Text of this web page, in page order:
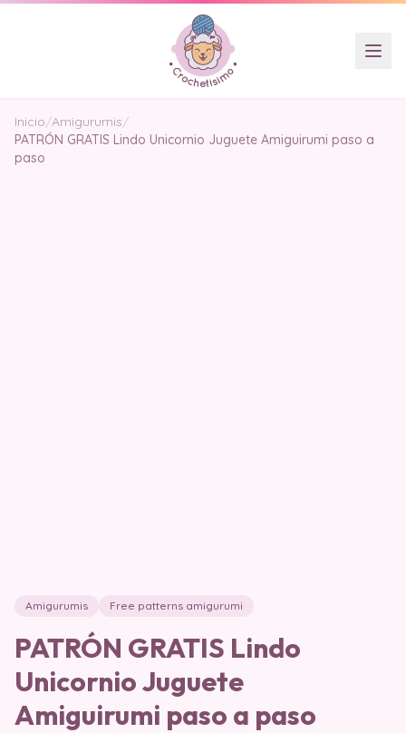
Inicio/Amigurumis/
PATRÓN GRATIS Lindo Unicornio Juguete Amiguirumi paso a
paso
Amigurumis Free patterns amigurumi
PATRÓN GRATIS Lindo
Unicornio Juguete
Amiguirumi paso a paso